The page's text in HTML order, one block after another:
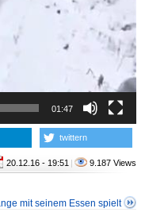
01:47
twittern
20.12.16 - 19:51 | 9.187 Views
mit seinem Essen spielt